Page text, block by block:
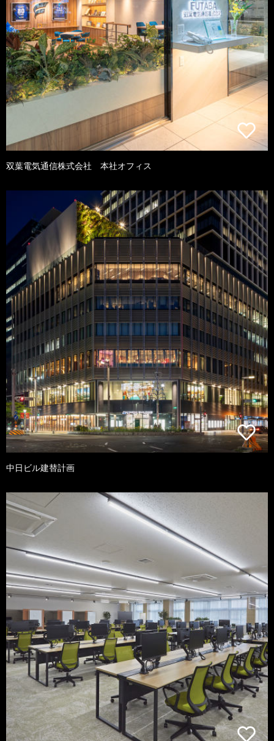
双葉電気通信株式会社 本社オフィス
中日ビル建替計画